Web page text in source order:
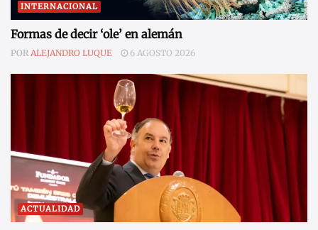
INTERNACIONAL
Formas de decir ‘ole’ en alemán
POR ALEJANDRO LUQUE 6 AGOSTO 2026
ACTUALIDAD